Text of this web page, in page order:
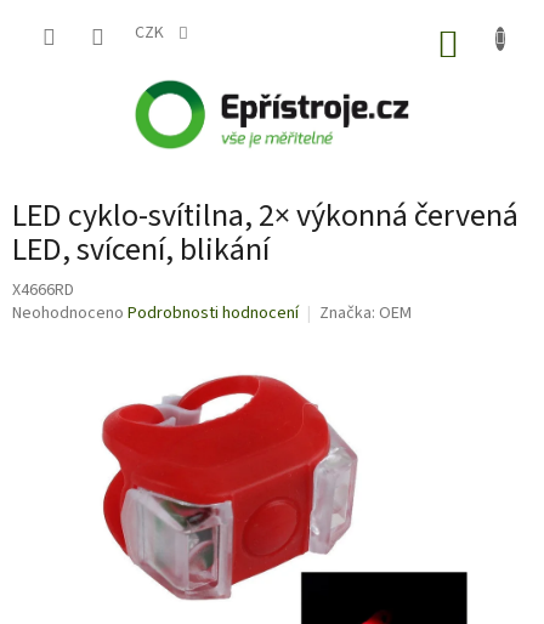
CZK
LED cyklo-svítilna, 2× výkonná červená
LED, svícení, blikání
X4666RD
Průměrné
Neohodnoceno Podrobnosti hodnocení Značka: OEM